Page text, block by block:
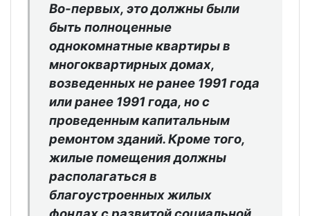
Во-первых, это должны были
быть полноценные
однокомнатные квартиры в
многоквартирных домах,
возведенных не ранее 1991 года
или ранее 1991 года, но с
проведенным капитальным
ремонтом зданий. Кроме того,
жилые помещения должны
располагаться в
благоустроенных жилых